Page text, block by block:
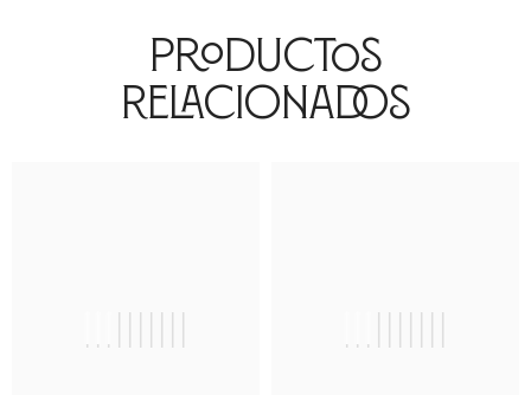
Productos
Relacionados
|||||||||| ||||||||||